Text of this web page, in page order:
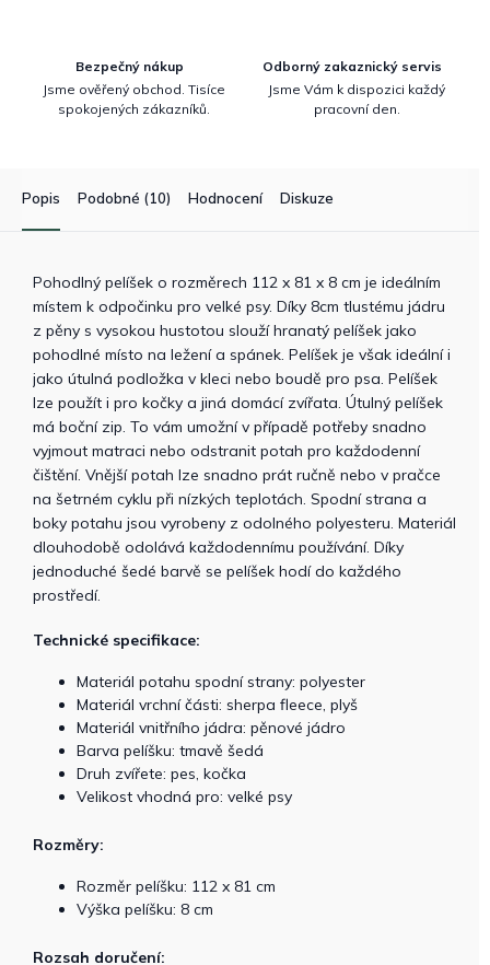
Bezpečný nákup
Jsme ověřený obchod. Tisíce
spokojených zákazníků.
Odborný zakaznický servis
Jsme Vám k dispozici každý
pracovní den.
Popis Podobné (10) Hodnocení Diskuze
Pohodlný pelíšek o rozměrech 112 x 81 x 8 cm je ideálním
místem k odpočinku pro velké psy. Díky 8cm tlustému jádru
z pěny s vysokou hustotou slouží hranatý pelíšek jako
pohodlné místo na ležení a spánek. Pelíšek je však ideální i
jako útulná podložka v kleci nebo boudě pro psa. Pelíšek
lze použít i pro kočky a jiná domácí zvířata. Útulný pelíšek
má boční zip. To vám umožní v případě potřeby snadno
vyjmout matraci nebo odstranit potah pro každodenní
čištění. Vnější potah lze snadno prát ručně nebo v pračce
na šetrném cyklu při nízkých teplotách. Spodní strana a
boky potahu jsou vyrobeny z odolného polyesteru. Materiál
dlouhodobě odolává každodennímu používání. Díky
jednoduché šedé barvě se pelíšek hodí do každého
prostředí.
Technické specifikace:
Materiál potahu spodní strany: polyester
Materiál vrchní části: sherpa fleece, plyš
Materiál vnitřního jádra: pěnové jádro
Barva pelíšku: tmavě šedá
Druh zvířete: pes, kočka
Velikost vhodná pro: velké psy
Rozměry:
Rozměr pelíšku: 112 x 81 cm
Výška pelíšku: 8 cm
Rozsah doručení: